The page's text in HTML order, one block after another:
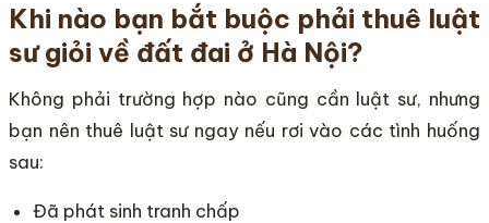
Khi nào bạn bắt buộc phải thuê luật
sư giỏi về đất đai ở Hà Nội?
Không phải trường hợp nào cũng cần luật sư, nhưng
bạn nên thuê luật sư ngay nếu rơi vào các tình huống
sau:
Đã phát sinh tranh chấp